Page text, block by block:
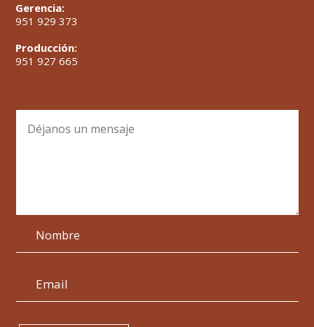
Gerencia:
951 929 373
Producción:
951 927 665